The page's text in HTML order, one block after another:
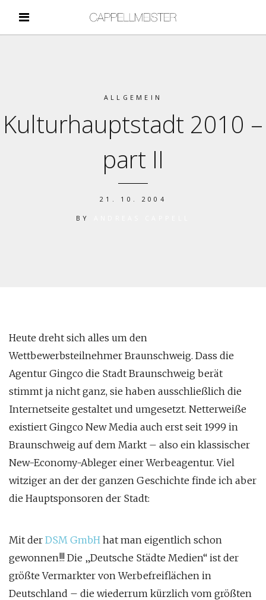
ALLGEMEIN
Kulturhauptstadt 2010 –
part II
21. 10. 2004
BY
Heute dreht sich alles um den
Wettbewerbsteilnehmer Braunschweig. Dass die
Agentur Gingco die Stadt Braunschweig berät
stimmt ja nicht ganz, sie haben ausschließlich die
Internetseite gestaltet und umgesetzt. Netterweiße
existiert Gingco New Media auch erst seit 1999 in
Braunschweig auf dem Markt – also ein klassischer
New-Economy-Ableger einer Werbeagentur. Viel
witziger an der der ganzen Geschichte finde ich aber
die Hauptsponsoren der Stadt:
Mit der DSM GmbH hat man eigentlich schon
gewonnen!!! Die „Deutsche Städte Medien“ ist der
größte Vermarkter von Werbefreiflächen in
Deutschland – die wiederrum kürzlich vom größten